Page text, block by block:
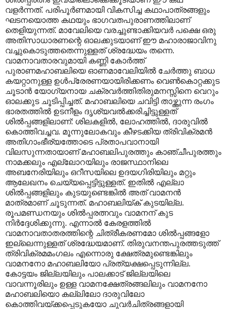
വളർന്നത്. പരിപൂർണമായി വികസിച്ച കഥാപാത്രങ്ങളും
ഘടനയൊത്ത കഥയും ഭാഗവതപുരാണത്തിലാണ്
തെളിയുന്നത്. മാവേലിയെ വരച്ചുണ്ടാക്കിയവർ പക്ഷെ ഒരു
അതിസാധാരണന്റെ ഓലക്കുടയാണ് ഈ മഹാരാജാവിനു
വച്ചുകൊടുത്തതെന്നുള്ളത് ശ്രദ്ധേയം തന്നെ.
വാമനാവതാരവുമായി കണ്ണി കോർത്ത്
പുരാണമഹാബലിയെ ഓണമാവേലിയിൽ ചേർത്തു ബാധ
കയറ്റാനുള്ള ഉൾപ്രേരണയായിരിക്കണം വെൺകൊറ്റക്കുട
ചൂടാൻ യോഗ്യനായ ചക്രവർത്തിതിരുമനസ്സിനെ വെറും
ഓലക്കുട ചൂടിപ്പിച്ചത്. മഹാബലിയെ ചവിട്ടി താഴ്ത്തുന്ന രംഗം
ഭാരതത്തിൽ ഉടനീളം ദൃശ്യവൽക്കരിച്ചിട്ടുള്ളത്
ശിൽ‌പ്പങ്ങളിലാണ്: ശിലകളിൽ, ലോഹത്തിൽ, ദാരുവിൽ
കൊത്തിവച്ചവ. മൂന്നുലോകവും കീഴടക്കിയ ത്രിവിക്രമൻ
അതിഗാംഭീര്യത്തോടെ പ്രതാപവാനായി
വിലസുന്നതായാണ് മഹാബലിപുരത്തും കാഞ്ചീപുരത്തും
നാമക്കലും എല്ലോറയിലും രാജസ്ഥാനിലെ
അബനേരിയിലും ഒറീസയിലെ ഉദയഗിരിയിലും മറ്റും
ആലേഖനം ചെയ്യപ്പെട്ടിട്ടുള്ളത്. ഇതിൽ എല്ലാ
ശിൽ‌പ്പങ്ങളിലും കുടയുണ്ടെങ്കിൽ അത് വാമനൻ
മാത്രമാണ് ചൂടുന്നത്. മഹാബലിയ്ക് കുടയില്ല.
രൂപമണ്ഡനയും ശിൽ‌പ്പരത്നവും വാമനന് കുട
നിർദ്ദേശിക്കുന്നു. എന്നാൽ കേരളത്തിൽ
വാമനാവതാതരത്തിന്റെ ചിത്രീകരണമോ ശിൽ‌പ്പങ്ങളോ
ഇല്ലെന്നുള്ളത് ശ്രദ്ധേയമാണ്. തിരുവനന്തപുരത്തടുത്ത്
ത്രിവിക്രമമംഗലം എന്നൊരു ക്ഷേത്രമുണ്ടെങ്കിലും
വാമനനോ മഹാബലിയോ പ്രത്യക്ഷപ്പെടുന്നില്ല.
കോട്ടയം ജില്ലയിലും പാലക്കാട് ജില്ലയിലെ
വാവന്നൂരിലും ഉള്ള വാമനക്ഷേത്രങ്ങലിലും വാമനനോ
മഹാബലിയൊ കല്ലിലോ ദാരുവിലോ
കൊത്തിവയ്ക്കപ്പെടുകയോ ചുവർചിത്രങ്ങളായി